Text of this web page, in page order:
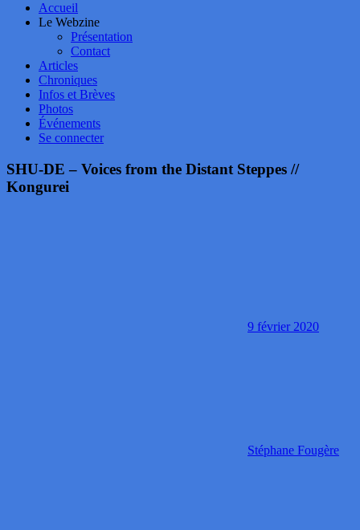
Accueil
Le Webzine
Présentation
Contact
Articles
Chroniques
Infos et Brèves
Photos
Événements
Se connecter
SHU-DE – Voices from the Distant Steppes //
Kongurei
9 février 2020
Stéphane Fougère